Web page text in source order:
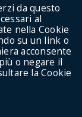
GM
da questo
al
nella Cookie
su un link o
acconsente
o negare il
la Cookie